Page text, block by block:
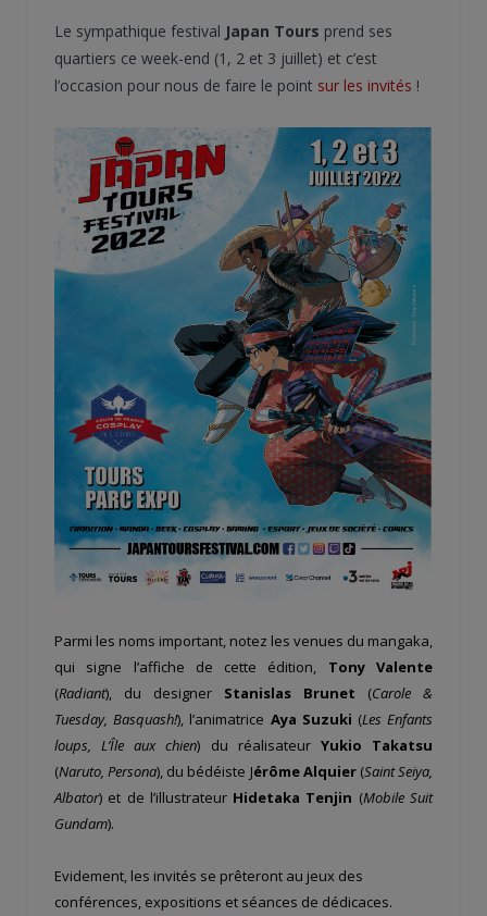
Le sympathique festival Japan Tours prend ses
quartiers ce week-end (1, 2 et 3 juillet) et c’est
l’occasion pour nous de faire le point sur les invités !
Parmi les noms important, notez les venues du mangaka,
qui signe l’affiche de cette édition, Tony Valente
(Radiant), du designer Stanislas Brunet (Carole &
Tuesday, Basquash!), l’animatrice Aya Suzuki (Les Enfants
loups, L’Île aux chien) du réalisateur Yukio Takatsu
(Naruto, Persona), du bédéiste Jérôme Alquier(Saint Seiya,
Albator) et de l’illustrateur Hidetaka Tenjin (Mobile Suit
Gundam).
Evidement, les invités se prêteront au jeux des
conférences, expositions et séances de dédicaces.